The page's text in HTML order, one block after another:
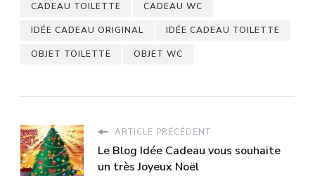
CADEAU TOILETTE CADEAU WC
IDÉE CADEAU ORIGINAL IDÉE CADEAU TOILETTE
OBJET TOILETTE OBJET WC
ARTICLE PRÉCÉDENT
Le Blog Idée Cadeau vous souhaite
un très Joyeux Noël